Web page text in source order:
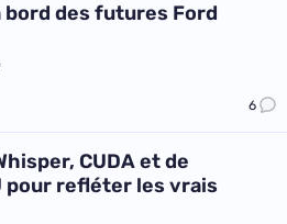
bord des futures Ford
6
CUDA et de
pour refléter les vrais